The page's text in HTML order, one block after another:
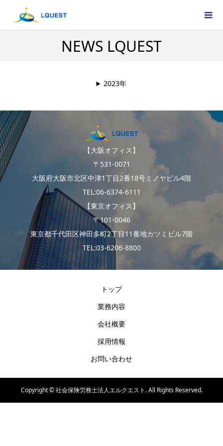
NEWS LQUEST
2023年
【大阪オフィス】
〒531-0071
大阪府大阪市北区中津1丁目2番18号ミノヤビル4階
TEL:06-6374-6111
【東京オフィス】
〒101-0046
東京都千代田区神田多町2丁目11番地カツミビル7階
TEL:03-6206-8800
トップ
業務内容
会社概要
採用情報
お問い合わせ
Copyright ©社会保険労務士法人エルクエスト. All Rights Reserved.